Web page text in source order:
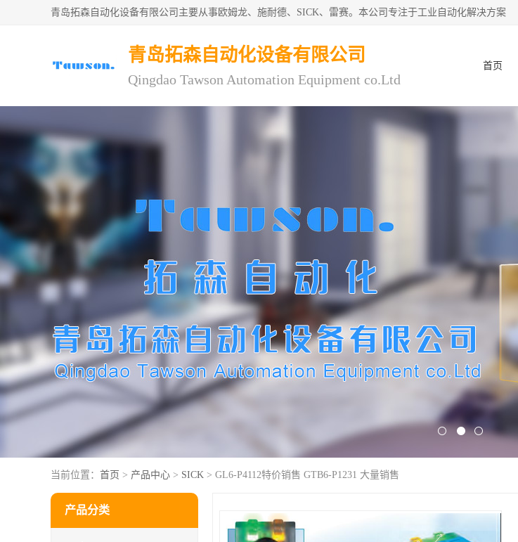
青岛拓森自动化设备有限公司主要从事欧姆龙、施耐德、SICK、雷赛。本公司专注于工业自动化解决方案
青岛拓森自动化设备有限公司
Qingdao Tawson Automation Equipment co.Ltd
首页
当前位置： 首页 > 产品中心 > SICK > GL6-P4112特价销售 GTB6-P1231 大量销售
产品分类